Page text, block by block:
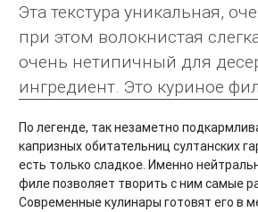
Эта текстура уникальная,
при этом волокнистая
очень нетипичный для
ингредиент. Это куриное
По легенде, так незаметно
капризных обитательниц султанских
есть только сладкое. Именно
филе позволяет творить с ним самые
Современные кулинары готовят его в